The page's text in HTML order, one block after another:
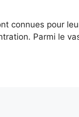
connues pour
Parmi le